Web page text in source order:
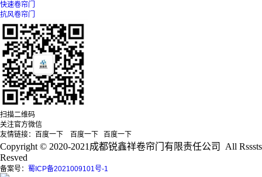
快速卷帘门
抗风卷帘门
扫描二维码
关注官方微信
友情链接：百度一下 百度一下 百度一下
Copyright © 2020-2021成都锐鑫祥卷帘门有限责任公司 All Rsssts
Resved
备案号： 蜀ICP备2021009101号-1